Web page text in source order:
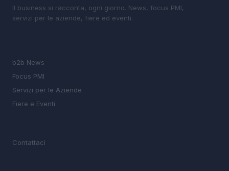
Il business si racconta, ogni giorno. News, focus PMI,
servizi per le aziende, fiere ed eventi.
b2b News
Focus PMI
Servizi per le Aziende
Fiere e Eventi
Contattaci